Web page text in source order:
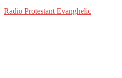
Radio Protestant Evanghelic